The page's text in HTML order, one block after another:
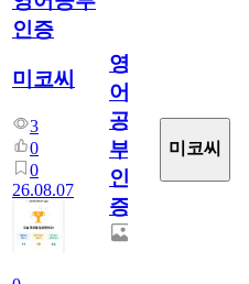
인증
미코씨
3
0
0
26.08.07
영
어
공
부
인
증
미코씨